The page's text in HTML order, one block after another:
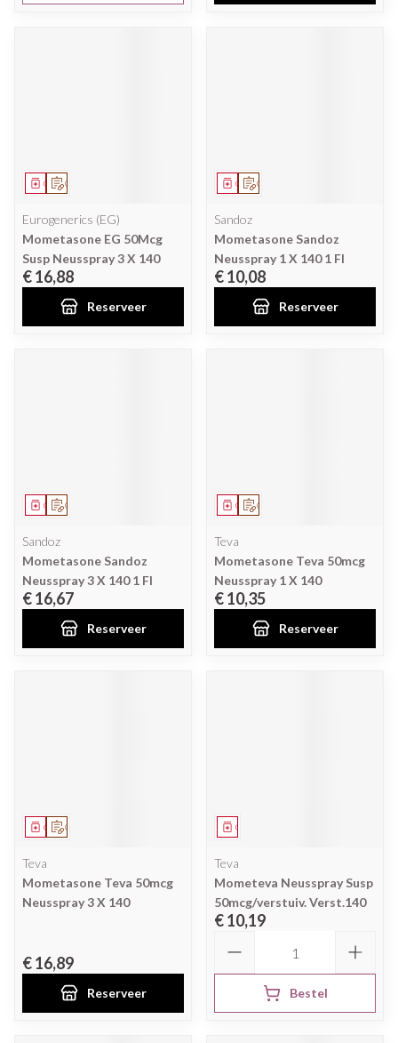
Op voorschrift
Geneesmiddel
Eurogenerics (EG)
Mometasone EG 50Mcg
Susp Neusspray 3 X 140
€ 16,88
Reserveer
Op voorschrift
Geneesmiddel
Sandoz
Mometasone Sandoz
Neusspray 1 X 140 1 Fl
€ 10,08
Reserveer
Op voorschrift
Geneesmiddel
Sandoz
Mometasone Sandoz
Neusspray 3 X 140 1 Fl
€ 16,67
Reserveer
Op voorschrift
Geneesmiddel
Teva
Mometasone Teva 50mcg
Neusspray 1 X 140
€ 10,35
Reserveer
Op voorschrift
Geneesmiddel
Teva
Mometasone Teva 50mcg
Neusspray 3 X 140
€ 16,89
Reserveer
Geneesmiddel
Teva
Mometeva Neusspray Susp
50mcg/verstuiv. Verst.140
€ 10,19
Bestel